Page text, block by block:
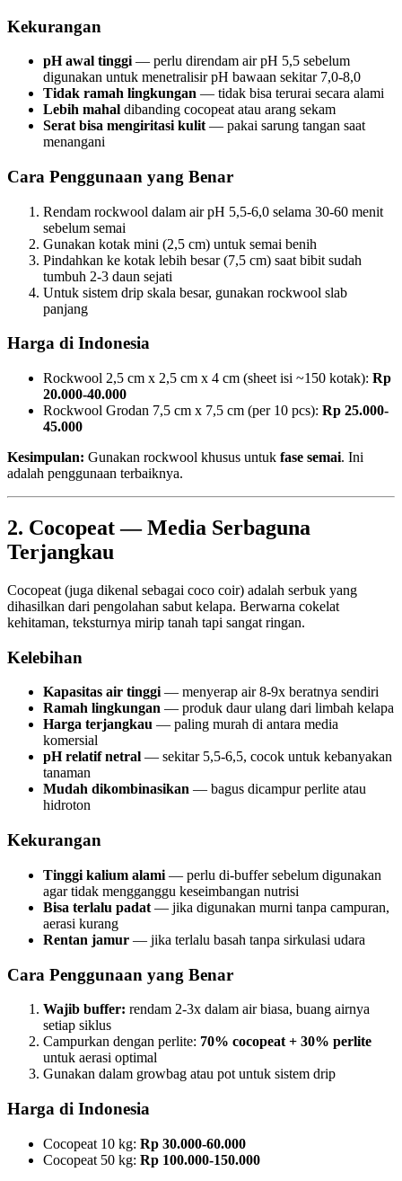
Kekurangan
pH awal tinggi — perlu direndam air pH 5,5 sebelum
digunakan untuk menetralisir pH bawaan sekitar 7,0-8,0
Tidak ramah lingkungan — tidak bisa terurai secara alami
Lebih mahal dibanding cocopeat atau arang sekam
Serat bisa mengiritasi kulit — pakai sarung tangan saat
menangani
Cara Penggunaan yang Benar
Rendam rockwool dalam air pH 5,5-6,0 selama 30-60 menit
sebelum semai
Gunakan kotak mini (2,5 cm) untuk semai benih
Pindahkan ke kotak lebih besar (7,5 cm) saat bibit sudah
tumbuh 2-3 daun sejati
Untuk sistem drip skala besar, gunakan rockwool slab
panjang
Harga di Indonesia
Rockwool 2,5 cm x 2,5 cm x 4 cm (sheet isi ~150 kotak): Rp
20.000-40.000
Rockwool Grodan 7,5 cm x 7,5 cm (per 10 pcs): Rp 25.000-
45.000
Kesimpulan: Gunakan rockwool khusus untuk fase semai. Ini
adalah penggunaan terbaiknya.
2. Cocopeat — Media Serbaguna
Terjangkau
Cocopeat (juga dikenal sebagai coco coir) adalah serbuk yang
dihasilkan dari pengolahan sabut kelapa. Berwarna cokelat
kehitaman, teksturnya mirip tanah tapi sangat ringan.
Kelebihan
Kapasitas air tinggi— menyerap air 8-9x beratnya sendiri
Ramah lingkungan — produk daur ulang dari limbah kelapa
Harga terjangkau — paling murah di antara media
komersial
pH relatif netral — sekitar 5,5-6,5, cocok untuk kebanyakan
tanaman
Mudah dikombinasikan — bagus dicampur perlite atau
hidroton
Kekurangan
Tinggi kalium alami — perlu di-buffer sebelum digunakan
agar tidak mengganggu keseimbangan nutrisi
Bisa terlalu padat — jika digunakan murni tanpa campuran,
aerasi kurang
Rentan jamur — jika terlalu basah tanpa sirkulasi udara
Cara Penggunaan yang Benar
Wajib buffer: rendam 2-3x dalam air biasa, buang airnya
setiap siklus
Campurkan dengan perlite: 70% cocopeat + 30% perlite
untuk aerasi optimal
Gunakan dalam growbag atau pot untuk sistem drip
Harga di Indonesia
Cocopeat 10 kg: Rp 30.000-60.000
Cocopeat 50 kg: Rp 100.000-150.000